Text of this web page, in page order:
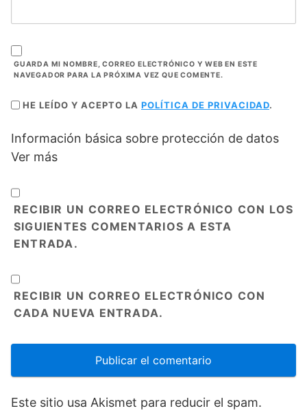
GUARDA MI NOMBRE, CORREO ELECTRÓNICO Y WEB EN ESTE
NAVEGADOR PARA LA PRÓXIMA VEZ QUE COMENTE.
HE LEÍDO Y ACEPTO LA POLÍTICA DE PRIVACIDAD.
Información básica sobre protección de datos
Ver más
RECIBIR UN CORREO ELECTRÓNICO CON LOS
SIGUIENTES COMENTARIOS A ESTA
ENTRADA.
RECIBIR UN CORREO ELECTRÓNICO CON
CADA NUEVA ENTRADA.
Este sitio usa Akismet para reducir el spam.